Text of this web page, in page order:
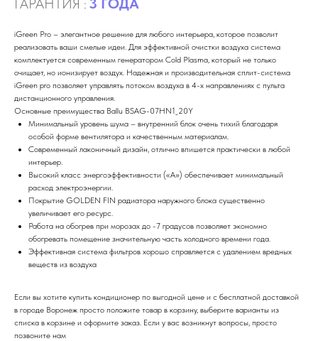
ГАРАНТИЯ : 3 ГОДА
iGreen Pro – элегантное решение для любого интерьера, которое позволит
реализовать ваши смелые идеи. Для эффективной очистки воздуха система
комплектуется современным генератором Cold Plasma, который не только
очищает, но ионизирует воздух. Надежная и производительная сплит-система
iGreen pro позволяет управлять потоком воздуха в 4-х направлениях с пульта
дистанционного управления.
Основные преимущества Ballu BSAG-07HN1_20Y
Минимальный уровень шума – внутренний блок очень тихий благодаря
особой форме вентилятора и качественным материалам.
Современный лаконичный дизайн, отлично впишется практически в любой
интерьер.
Высокий класс энергоэффективности («А») обеспечивает минимальный
расход электроэнергии.
Покрытие GOLDEN FIN радиатора наружного блока существенно
увеличивает его ресурс.
Работа на обогрев при морозах до -7 градусов позволяет экономно
обогревать помещение значительную часть холодного времени года.
Эффективная система фильтров хорошо справляется с удалением вредных
веществ из воздуха
Если вы хотите купить кондиционер по выгодной цене и с бесплатной доставкой
в городе Воронеж просто положите товар в корзину, выберите варианты из
списка в корзине и оформите заказ. Если у вас возникнут вопросы, просто
позвоните нам